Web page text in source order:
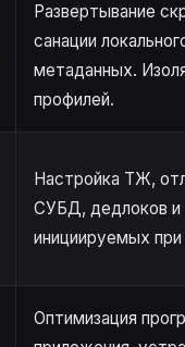
Развертывание
санации
метаданных.
профилей.
Настройка ТЖ,
СУБД, дедлоков и
инициируемых
Оптимизация